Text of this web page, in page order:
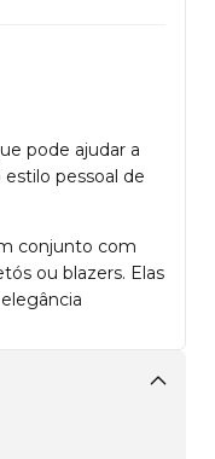
pode ajudar a
pessoal de
conjunto com
ou blazers. Elas